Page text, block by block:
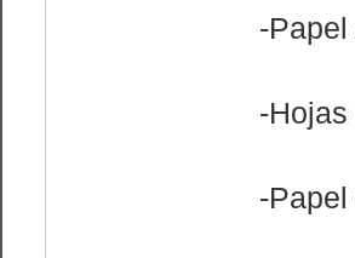
-
-
-